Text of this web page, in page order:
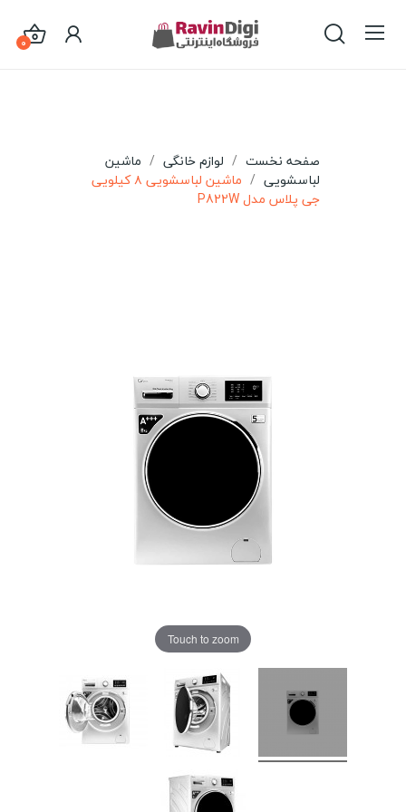
0
صفحه نخست لوازم خانگی
ماشین
لباسشویی
ماشین لباسشویی ۸ کیلویی
جی پلاس مدل P822W
Touch to zoom